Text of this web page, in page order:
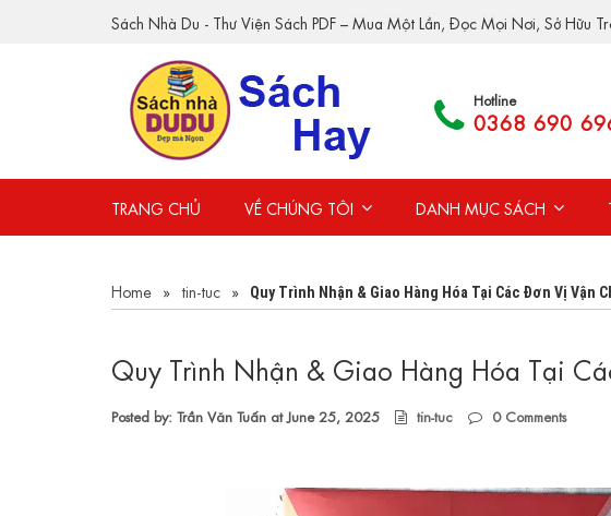
Sách Nhà Du - Thư Viện Sách PDF – Mua Một Lần, Đọc Mọi Nơi, Sở Hữu
Hotline
0368 690
TRANG CHỦ VỀ CHÚNG TÔI DANH MỤC SÁCH
Home » tin-tuc » Quy Trình Nhận & Giao Hàng Hóa Tại Các Đơn Vị Vận
Quy Trình Nhận & Giao Hàng Hóa Tại
Posted by: Trần Văn Tuấn at June 25, 2025 tin-tuc 0Comments